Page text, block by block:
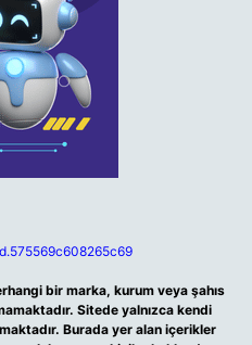
bir marka, kurum veya şahıs
Sitede yalnızca kendi
Burada yer alan içerikler